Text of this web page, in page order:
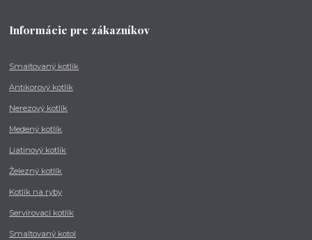
Informácie pre zákazníkov
Smaltovaný kotlík
Antikorový kotlík
Nerezový kotlík
Medený kotlík
Liatinový kotlík
Železný kotlík
Kotlík na ryby
Servírovací kotlík
Smaltovaný kotol